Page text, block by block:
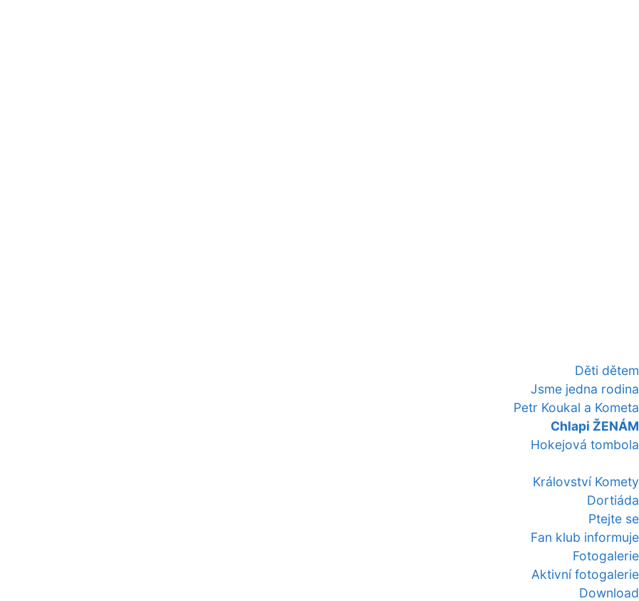
Děti dětem
Jsme jedna rodina
Petr Koukal a Kometa
Chlapi ŽENÁM
Hokejová tombola
Království Komety
Dortiáda
Ptejte se
Fan klub informuje
Fotogalerie
Aktivní fotogalerie
Download